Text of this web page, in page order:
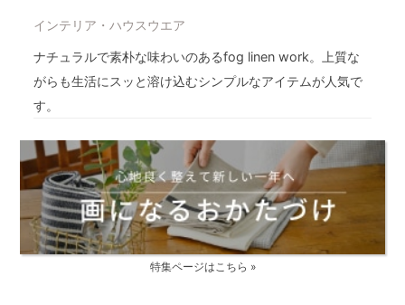
インテリア・ハウスウエア
ナチュラルで素朴な味わいのあるfog linen work。上質な
がらも生活にスッと溶け込むシンプルなアイテムが人気で
す。
特集ページはこちら »